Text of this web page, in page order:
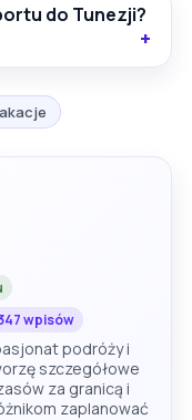
do Tunezji?
wpisów
podróży i
szczegółowe
za granicą i
zaplanować